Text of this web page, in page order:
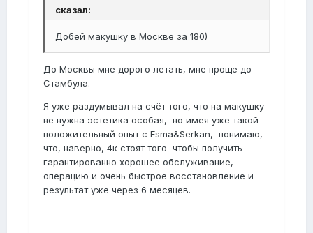
сказал:
Добей макушку в Москве за 180)
До Москвы мне дорого летать, мне проще до
Стамбула.
Я уже раздумывал на счёт того, что на макушку
не нужна эстетика особая, но имея уже такой
положительный опыт с Esma&Serkan, понимаю,
что, наверно, 4к стоят того чтобы получить
гарантированно хорошее обслуживание,
операцию и очень быстрое восстановление и
результат уже через 6 месяцев.